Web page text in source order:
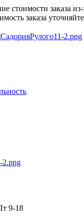
стоимости заказа
заказа
9-18